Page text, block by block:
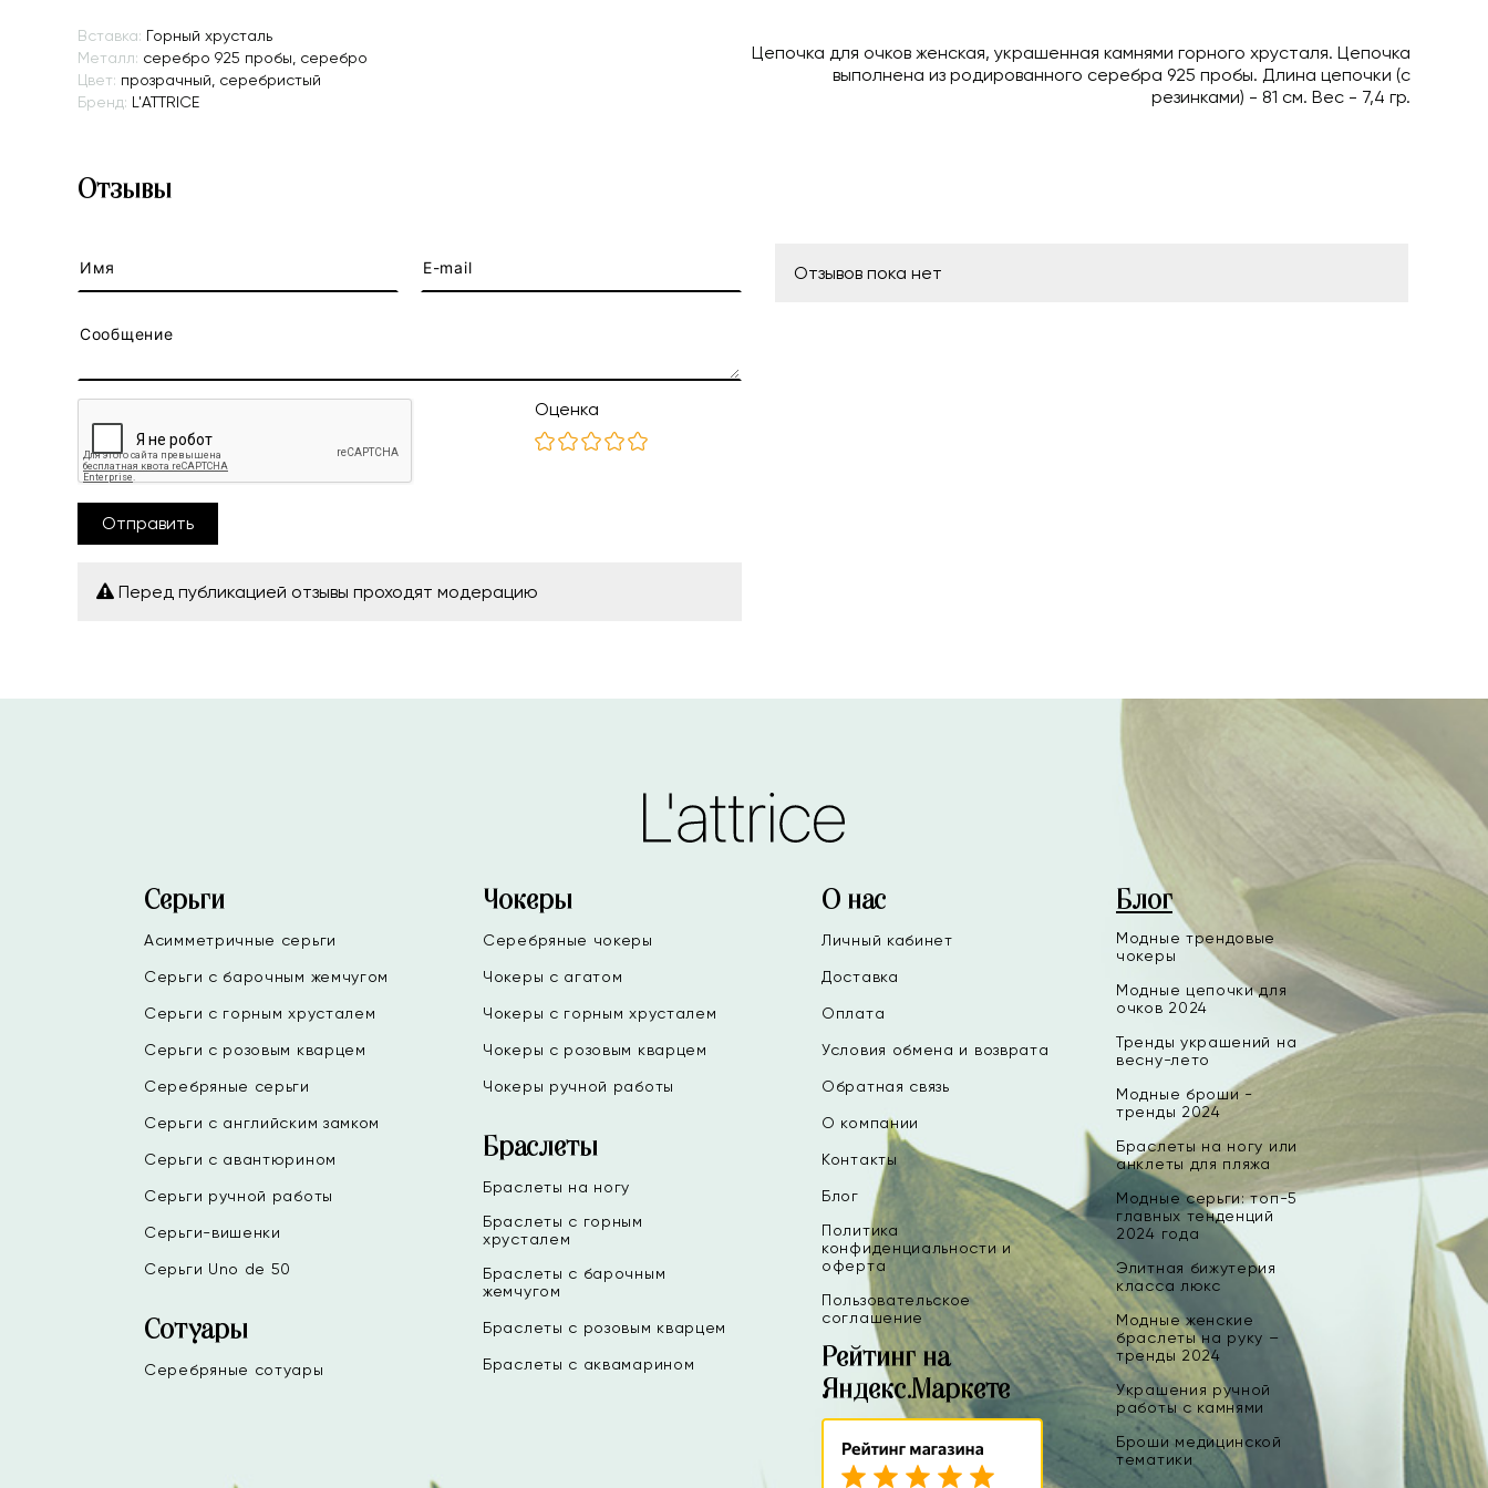
Вставка: Горный хрусталь
Металл: серебро 925 пробы, серебро
Цвет: прозрачный, серебристый
Бренд: L'ATTRICE
Цепочка для очков женская, украшенная камнями горного хрусталя. Цепочка
выполнена из родированного серебра 925 пробы. Длина цепочки (с
резинками) - 81 см. Вес - 7,4 гр.
Отзывы
Оценка
Отправить
Перед публикацией отзывы проходят модерацию
Отзывов пока нет
Серьги
Асимметричные серьги
Серьги с барочным жемчугом
Серьги с горным хрусталем
Серьги с розовым кварцем
Серебряные серьги
Серьги с английским замком
Серьги с авантюрином
Серьги ручной работы
Серьги-вишенки
Серьги Uno de 50
Сотуары
Серебряные сотуары
Чокеры
Серебряные чокеры
Чокеры с агатом
Чокеры с горным хрусталем
Чокеры с розовым кварцем
Чокеры ручной работы
Браслеты
Браслеты на ногу
Браслеты с горным
хрусталем
Браслеты с барочным
жемчугом
Браслеты с розовым кварцем
Браслеты с аквамарином
О нас
Личный кабинет
Доставка
Оплата
Условия обмена и возврата
Обратная связь
О компании
Контакты
Блог
Политика
конфиденциальности и
оферта
Пользовательское
соглашение
Рейтинг на
Яндекс.Маркете
Блог
Модные трендовые
чокеры
Модные цепочки для
очков 2024
Тренды украшений на
весну-лето
Модные броши -
тренды 2024
Браслеты на ногу или
анклеты для пляжа
Модные серьги: топ-5
главных тенденций
2024 года
Элитная бижутерия
класса люкс
Модные женские
браслеты на руку –
тренды 2024
Украшения ручной
работы с камнями
Броши медицинской
тематики